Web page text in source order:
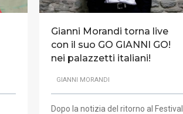
Gianni Morandi torna live
con il suo GO GIANNI GO!
nei palazzetti italiani!
GIANNI MORANDI
Dopo la notizia del ritorno al Festival